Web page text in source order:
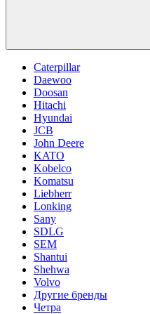
Caterpillar
Daewoo
Doosan
Hitachi
Hyundai
JCB
John Deere
KATO
Kobelco
Komatsu
Liebherr
Lonking
Sany
SDLG
SEM
Shantui
Shehwa
Volvo
Другие бренды
Четра